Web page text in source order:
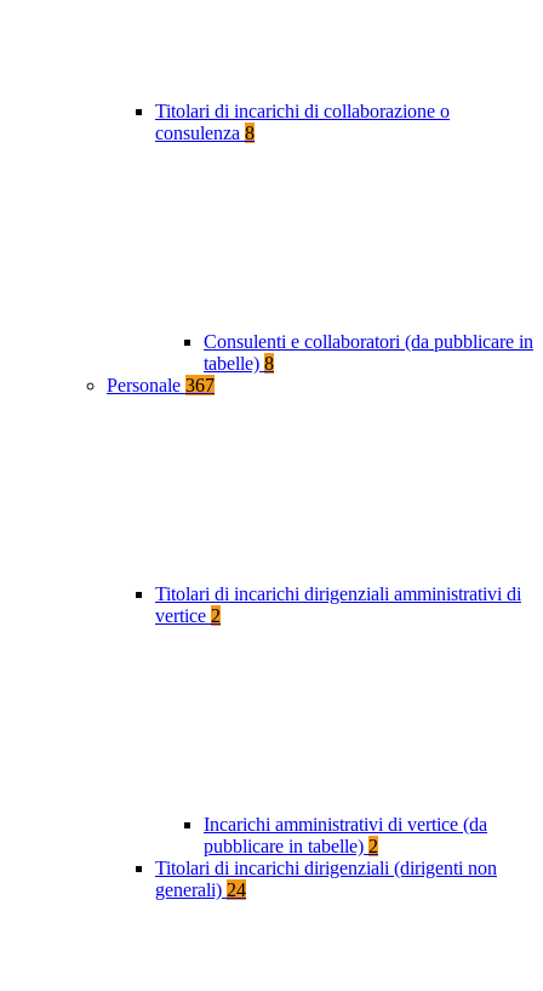
Titolari di incarichi di collaborazione o
consulenza 8
Consulenti e collaboratori (da pubblicare in
tabelle) 8
Personale 367
Titolari di incarichi dirigenziali amministrativi di
vertice 2
Incarichi amministrativi di vertice (da
pubblicare in tabelle) 2
Titolari di incarichi dirigenziali (dirigenti non
generali) 24